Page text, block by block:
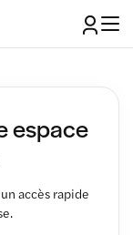
espace
accès rapide